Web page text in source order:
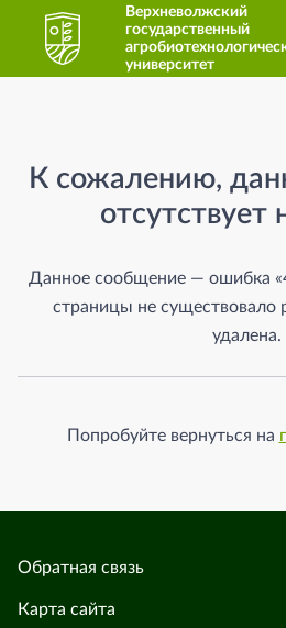
Верхневолжский
государственный
университет
К сожалению,
отсутствует
Данное сообщение — ошибка
страницы не существовало
удалена.
Попробуйте вернуться на
Обратная связь
Карта сайта